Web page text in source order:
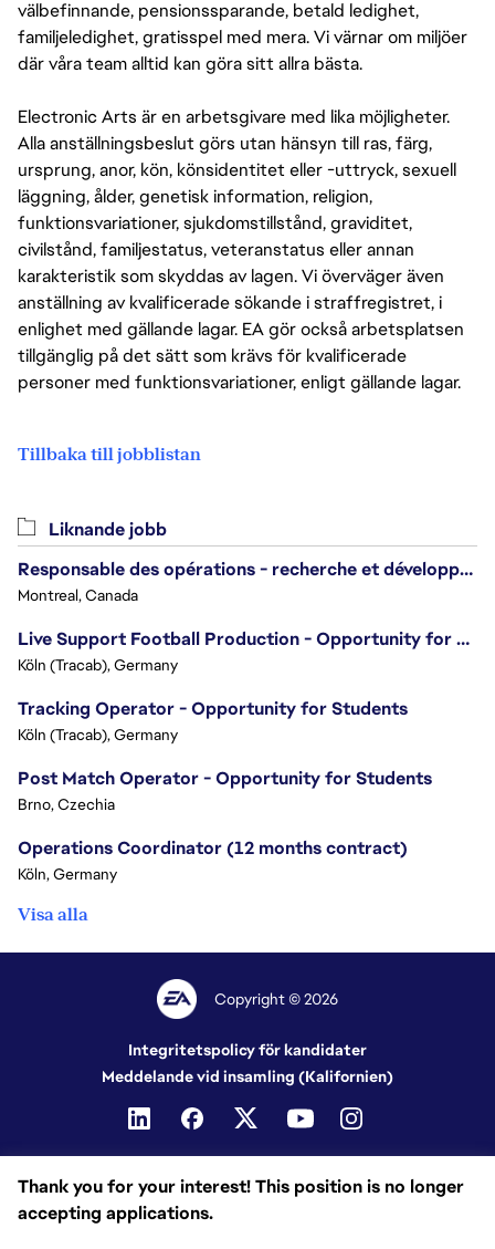
välbefinnande, pensionssparande, betald ledighet,
familjeledighet, gratisspel med mera. Vi värnar om miljöer
där våra team alltid kan göra sitt allra bästa.
Electronic Arts är en arbetsgivare med lika möjligheter.
Alla anställningsbeslut görs utan hänsyn till ras, färg,
ursprung, anor, kön, könsidentitet eller -uttryck, sexuell
läggning, ålder, genetisk information, religion,
funktionsvariationer, sjukdomstillstånd, graviditet,
civilstånd, familjestatus, veteranstatus eller annan
karakteristik som skyddas av lagen. Vi överväger även
anställning av kvalificerade sökande i straffregistret, i
enlighet med gällande lagar. EA gör också arbetsplatsen
tillgänglig på det sätt som krävs för kvalificerade
personer med funktionsvariationer, enligt gällande lagar.
Tillbaka till jobblistan
Thank you for your interest! This position is no longer
accepting applications.
Liknande jobb
Responsable des opérations - recherche et développement/Head of Operations, Research & Development
Montreal, Canada
Live Support Football Production - Opportunity for Students!
Köln (Tracab), Germany
Tracking Operator - Opportunity for Students
Köln (Tracab), Germany
Post Match Operator - Opportunity for Students
Brno, Czechia
Operations Coordinator (12 months contract)
Köln, Germany
Visa alla
Copyright © 2026
Integritetspolicy för kandidater
Meddelande vid insamling (Kalifornien)